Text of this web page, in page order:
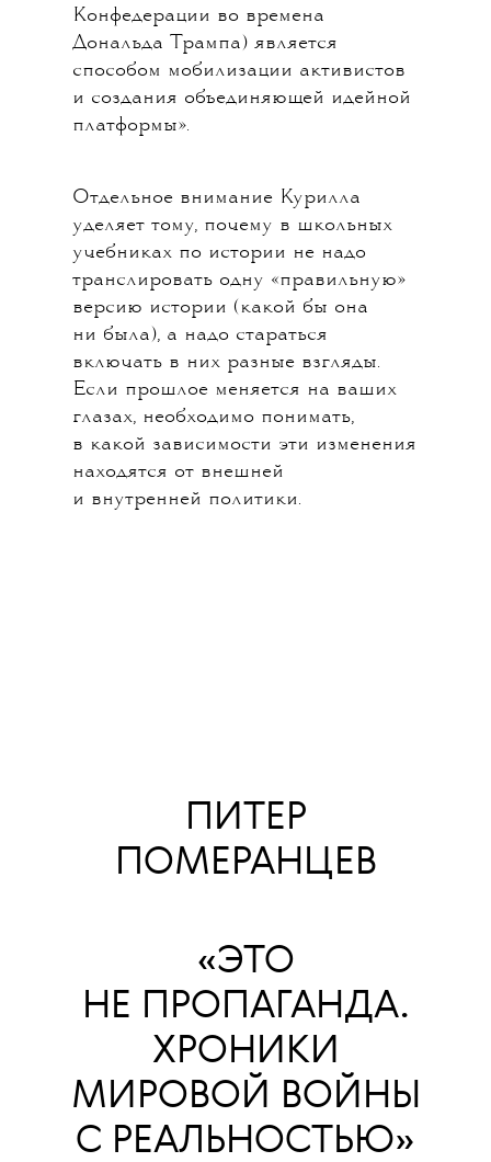
Конфедерации во времена
Дональда Трампа) является
способом мобилизации активистов
и создания объединяющей идейной
платформы».
Отдельное внимание Курилла
уделяет тому, почему в школьных
учебниках по истории не надо
транслировать одну «правильную»
версию истории (какой бы она
ни была), а надо стараться
включать в них разные взгляды.
Если прошлое меняется на ваших
глазах, необходимо понимать,
в какой зависимости эти изменения
находятся от внешней
и внутренней политики.
ПИТЕР
ПОМЕРАНЦЕВ
«ЭТО
НЕ ПРОПАГАНДА.
ХРОНИКИ
МИРОВОЙ ВОЙНЫ
С РЕАЛЬНОСТЬЮ»